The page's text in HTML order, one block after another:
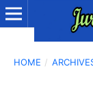
HOME /